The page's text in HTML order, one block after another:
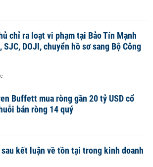
chỉ ra loạt vi phạm tại Bảo Tín Mạnh
SJC, DOJI, chuyển hồ sơ sang Bộ Công
Buffett mua ròng gần 20 tỷ USD cổ
bán ròng 14 quý
kết luận về tồn tại trong kinh doanh